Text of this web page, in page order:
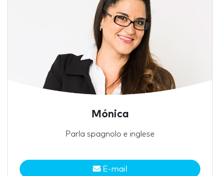
Mónica
Parla spagnolo e inglese
E-mail